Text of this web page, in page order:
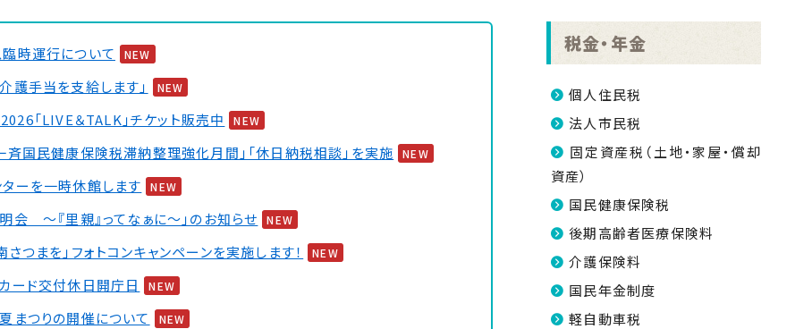
時運行について NEW
護手当を支給します」 NEW
「LIVE＆TALK」チケット販売中 NEW
斉国民健康保険税滞納整理強化月間」「休日納税相談」を実施 NEW
ーを一時休館します NEW
会 ～『里親』ってなぁに～」のお知らせ NEW
さつまを」フォトコンキャンペーンを実施します！ NEW
ード交付休日開庁日 NEW
まつりの開催について NEW
税金・年金
個人住民税
法人市民税
固定資産税（土地・家屋・償却
資産）
国民健康保険税
後期高齢者医療保険料
介護保険料
国民年金制度
軽自動車税